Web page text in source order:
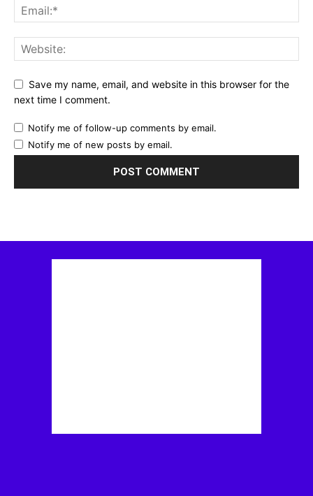
Save my name, email, and website in this browser for the
next time I comment.
Notify me of follow-up comments by email.
Notify me of new posts by email.